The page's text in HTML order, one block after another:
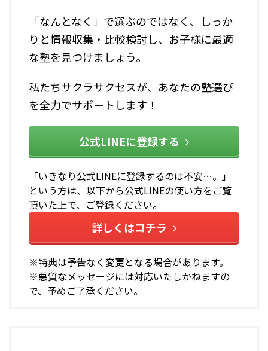
「なんとなく」で選ぶのではなく、しっか
りと情報収集・比較検討し、お子様に最適
な塾を見つけましょう。
私たちサクラサクセスが、あなたの塾選び
を全力でサポートします！
公式LINEに登録する
「いきなり公式LINEに登録するのは不安…。」
という方は、以下から公式LINEの使い方をご覧
頂いた上で、ご登録ください。
詳しくはコチラ
※特典は予告なく変更となる場合があります。
※悪質なメッセージには対応いたしかねますの
で、予めご了承ください。